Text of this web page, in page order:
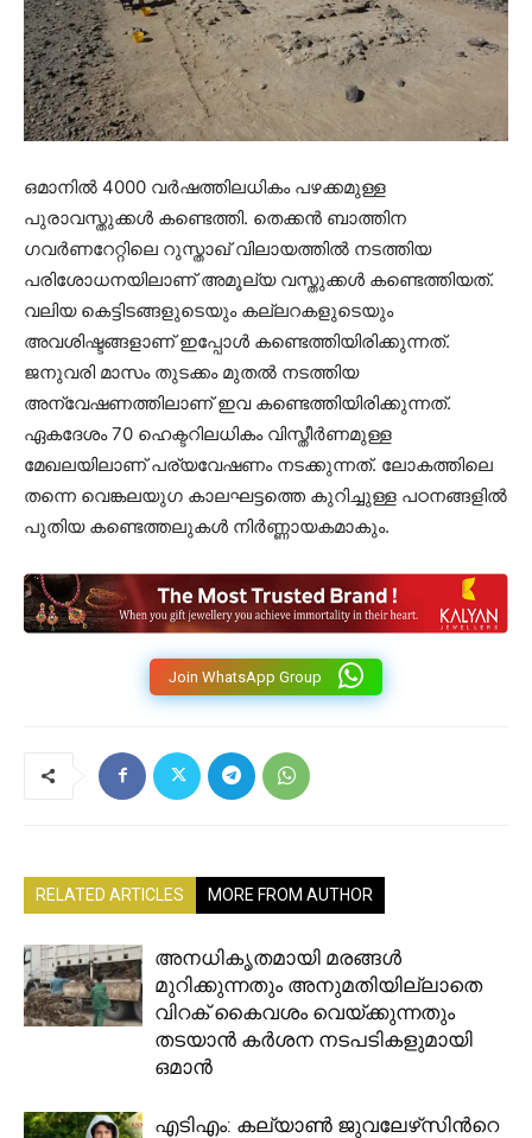
ഒമാനിൽ 4000 വർഷത്തിലധികം പഴക്കമുള്ള
പുരാവസ്തുക്കൾ കണ്ടെത്തി. തെക്കൻ ബാത്തിന
ഗവർണറേറ്റിലെ റുസ്താഖ് വിലായത്തിൽ നടത്തിയ
പരിശോധനയിലാണ് അമൂല്യ വസ്തുക്കൾ കണ്ടെത്തിയത്.
വലിയ കെട്ടിടങ്ങളുടെയും കല്ലറകളുടെയും
അവശിഷ്ടങ്ങളാണ് ഇപ്പോൾ കണ്ടെത്തിയിരിക്കുന്നത്.
ജനുവരി മാസം തുടക്കം മുതൽ നടത്തിയ
അന്വേഷണത്തിലാണ് ഇവ കണ്ടെത്തിയിരിക്കുന്നത്.
ഏകദേശം 70 ഹെക്ടറിലധികം വിസ്തീർണമുള്ള
മേഖലയിലാണ് പര്യവേഷണം നടക്കുന്നത്. ലോകത്തിലെ
തന്നെ വെങ്കലയുഗ കാലഘട്ടത്തെ കുറിച്ചുള്ള പഠനങ്ങളിൽ
പുതിയ കണ്ടെത്തലുകൾ നിർണ്ണായകമാകും.
Join WhatsApp Group
RELATED ARTICLES MORE FROM AUTHOR
അനധികൃതമായി മരങ്ങൾ
മുറിക്കുന്നതും അനുമതിയില്ലാതെ
വിറക് കൈവശം വെയ്ക്കുന്നതും
തടയാൻ കർശന നടപടികളുമായി
ഒമാൻ
എടിഎം: കല്യാണ്‍ ജുവലേഴ്‌സിന്‍റെ